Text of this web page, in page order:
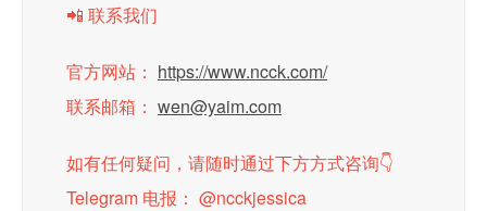
📲 联系我们
官方网站： https://www.ncck.com/
联系邮箱： wen@yaim.com
如有任何疑问，请随时通过下方方式咨询👇
Telegram 电报： @ncckjessica